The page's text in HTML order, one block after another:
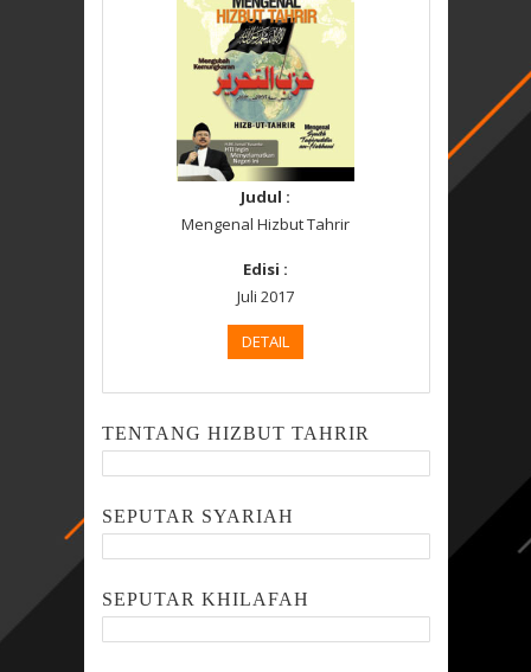
Judul :
Mengenal Hizbut Tahrir
Edisi :
Juli 2017
DETAIL
TENTANG HIZBUT TAHRIR
SEPUTAR SYARIAH
SEPUTAR KHILAFAH